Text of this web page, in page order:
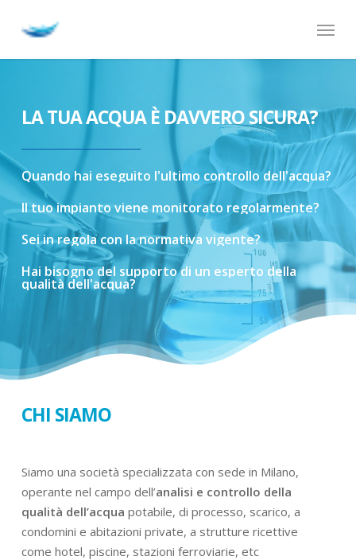
Menu
LA TUA ACQUA È DAVVERO SICURA?
Quando hai eseguito l'ultimo controllo dell'acqua?
Il tuoimpianto viene monitorato regolarmente?
Seiinregola con lanormativa vigente?
Hai bisognodel supportodi un esperto della
qualitàdell'acqua?
CHI SIAMO
Siamo una società specializzata con sede in Milano,
operante nel campo dell’analisi e controllo della
qualità dell’acqua potabile, di processo, scarico, a
condomini e abitazioni private, a strutture ricettive
come hotel, piscine, stazioni ferroviarie, etc